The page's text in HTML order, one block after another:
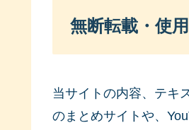
無断転載・使
当サイトの内容、テキ
のまとめサイトや、